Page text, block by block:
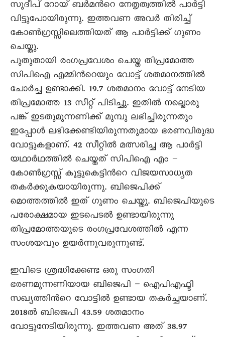
സുദീപ് റോയ് ബര്‍മന്‍റെ നേതൃത്വത്തില്‍ പാര്‍ട്ടി
വിട്ടുപോയിരുന്നു. ഇത്തവണ അവര്‍ തിരിച്ച്
കോണ്‍ഗ്രസ്സിലെത്തിയത് ആ പാര്‍ട്ടിക്ക് ഗുണം
ചെയ്തു.
പുതുതായി രംഗപ്രവേശം ചെയ്ത തിപ്രമോത്ത
സിപിഐ എമ്മിന്‍റെയും വോട്ട് ശതമാനത്തില്‍
ചോര്‍ച്ച ഉണ്ടാക്കി. 19.7 ശതമാനം വോട്ട് നേടിയ
തിപ്രമോത്ത 13 സീറ്റ് പിടിച്ചു. ഇതില്‍ നല്ലൊരു
പങ്ക് ഇടതുമുന്നണിക്ക് മുമ്പു ലഭിച്ചിരുന്നതും
ഇപ്പോള്‍ ലഭിക്കേണ്ടിയിരുന്നതുമായ ഭരണവിരുദ്ധ
വോട്ടുകളാണ്. 42 സീറ്റില്‍ മത്സരിച്ച ആ പാര്‍ട്ടി
യഥാര്‍ഥത്തില്‍ ചെയ്തത് സിപിഐ എം –
കോണ്‍ഗ്രസ്സ് കൂട്ടുകെട്ടിന്‍റെ വിജയസാധ്യത
തകര്‍ക്കുകയായിരുന്നു. ബിജെപിക്ക്
മൊത്തത്തില്‍ ഇത് ഗുണം ചെയ്തു. ബിജെപിയുടെ
പരോക്ഷമായ ഇടപെടല്‍ ഉണ്ടായിരുന്നു
തിപ്രമോത്തയുടെ രംഗപ്രവേശത്തില്‍ എന്ന
സംശയവും ഉയര്‍ന്നുവരുന്നുണ്ട്.
ഇവിടെ ശ്രദ്ധിക്കേണ്ട ഒരു സംഗതി
ഭരണമുന്നണിയായ ബിജെപി – ഐപിഎഫ്ടി
സഖ്യത്തിന്‍റെ വോട്ടില്‍ ഉണ്ടായ തകര്‍ച്ചയാണ്.
2018ല്‍ ബിജെപി 43.59 ശതമാനം
വോട്ടുനേടിയിരുന്നു. ഇത്തവണ അത് 38.97